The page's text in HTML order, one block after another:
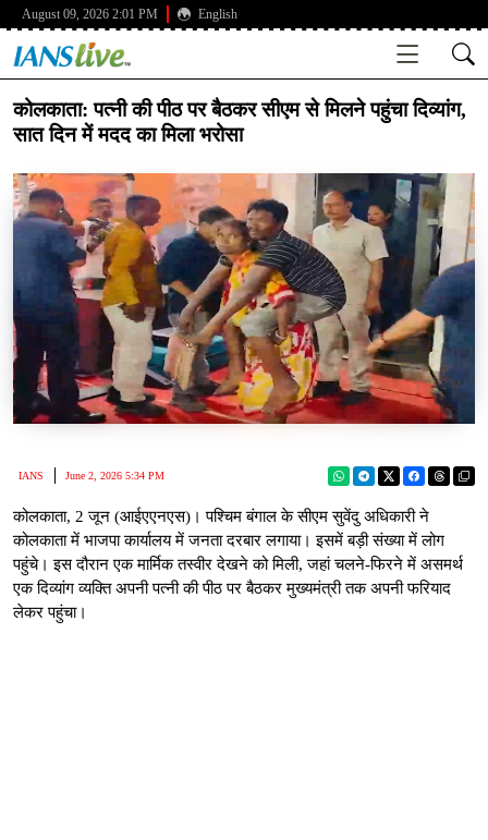
August 09, 2026 2:01 PM English
कोलकाता: पत्नी की पीठ पर बैठकर सीएम से मिलने पहुंचा दिव्यांग,
सात दिन में मदद का मिला भरोसा
IANS June 2, 2026 5:34 PM
कोलकाता, 2 जून (आईएएनएस)। पश्चिम बंगाल के सीएम सुवेंदु अधिकारी ने
कोलकाता में भाजपा कार्यालय में जनता दरबार लगाया। इसमें बड़ी संख्या में लोग
पहुंचे। इस दौरान एक मार्मिक तस्वीर देखने को मिली, जहां चलने-फिरने में असमर्थ
एक दिव्यांग व्यक्ति अपनी पत्नी की पीठ पर बैठकर मुख्यमंत्री तक अपनी फरियाद
लेकर पहुंचा।